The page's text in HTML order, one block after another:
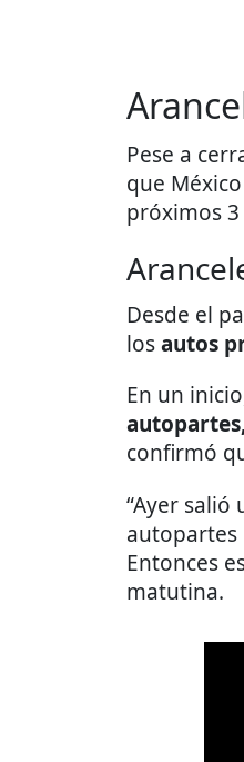
Pese a
que
próximos 3
Desde el
losautos
En un
confirmó
“Ayer salió
autopartes
Entonces
matutina.